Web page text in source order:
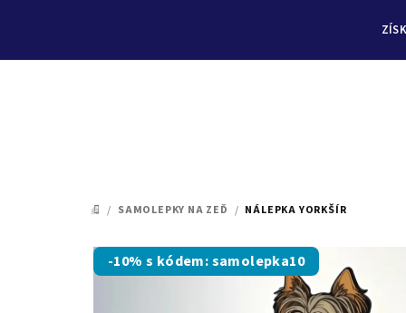
DOMŮ
/ SAMOLEPKY NA ZEĎ / NÁLEPKA YORKŠÍR
-10% s kódem: samolepka10